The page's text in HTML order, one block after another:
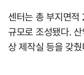
센터는 총 부지면
규모로 조성됐다.
상 제작실 등을 갖